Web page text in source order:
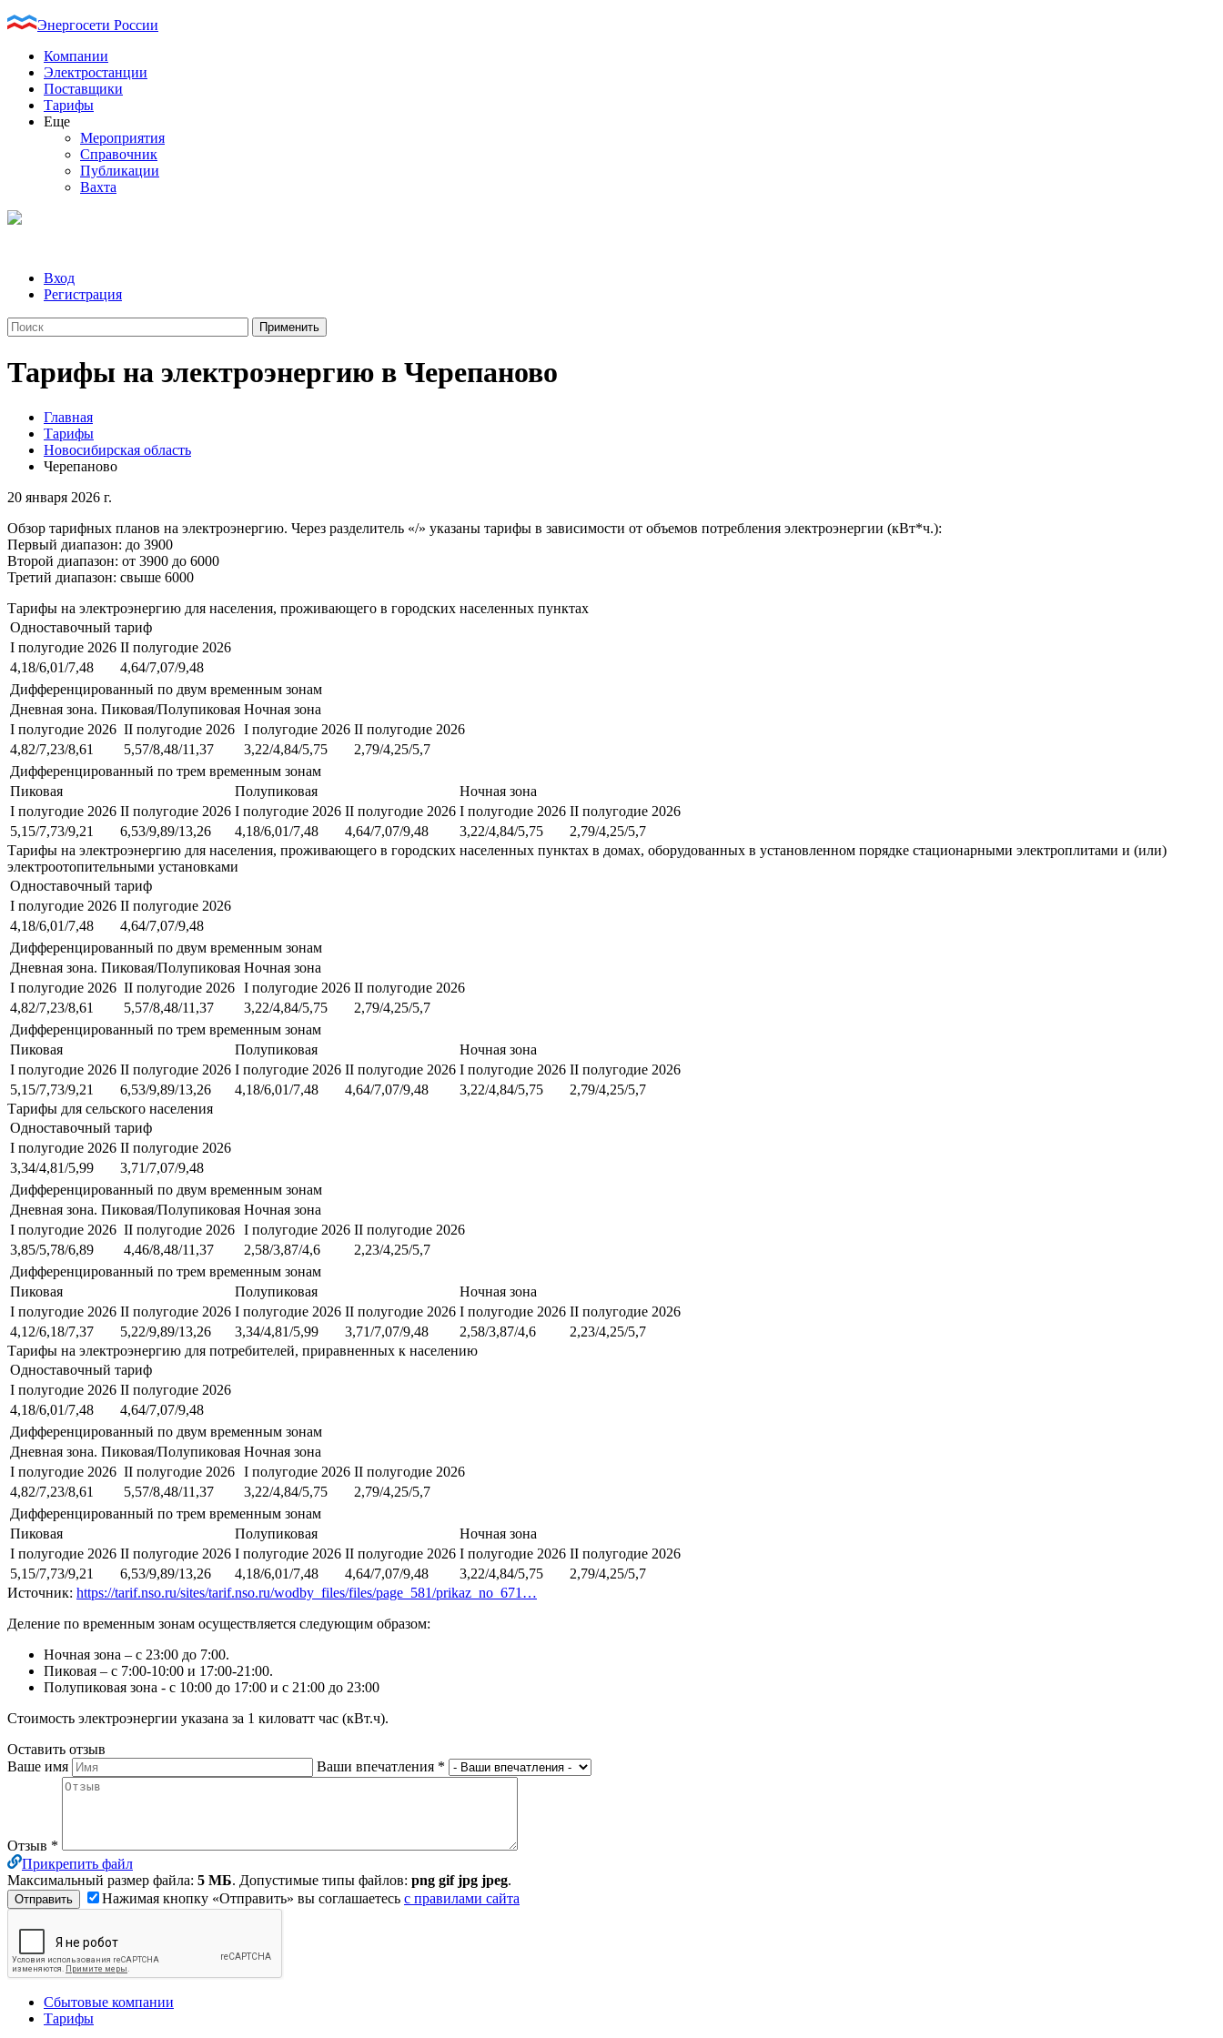
Энергосети России
Компании
Электростанции
Поставщики
Тарифы
Еще
Мероприятия
Справочник
Публикации
Вахта
Вход
Регистрация
Тарифы на электроэнергию в Черепаново
Главная
Тарифы
Новосибирская область
Черепаново
20 января 2026 г.
Обзор тарифных планов на электроэнергию. Через разделитель «/» указаны тарифы в зависимости от объемов потребления электроэнергии (кВт*ч.):
Первый диапазон: до 3900
Второй диапазон: от 3900 до 6000
Третий диапазон: свыше 6000
Тарифы на электроэнергию для населения, проживающего в городских населенных пунктах
Одноставочный тариф
I полугодие 2026 II полугодие 2026
4,18/6,01/7,48
4,64/7,07/9,48
Дифференцированный по двум временным зонам
Дневная зона. Пиковая/Полупиковая Ночная зона
I полугодие 2026 II полугодие 2026 I полугодие 2026 II полугодие 2026
4,82/7,23/8,61
5,57/8,48/11,37 3,22/4,84/5,75
2,79/4,25/5,7
Дифференцированный по трем временным зонам
Пиковая
Полупиковая
Ночная зона
I полугодие 2026 II полугодие 2026 I полугодие 2026 II полугодие 2026 I полугодие 2026 II полугодие 2026
5,15/7,73/9,21
6,53/9,89/13,26 4,18/6,01/7,48 4,64/7,07/9,48 3,22/4,84/5,75
2,79/4,25/5,7
Тарифы на электроэнергию для населения, проживающего в городских населенных пунктах в домах, оборудованных в установленном порядке стационарными электроплитами и (или)
электроотопительными установками
Одноставочный тариф
I полугодие 2026 II полугодие 2026
4,18/6,01/7,48
4,64/7,07/9,48
Дифференцированный по двум временным зонам
Дневная зона. Пиковая/Полупиковая Ночная зона
I полугодие 2026 II полугодие 2026 I полугодие 2026 II полугодие 2026
4,82/7,23/8,61
5,57/8,48/11,37 3,22/4,84/5,75
2,79/4,25/5,7
Дифференцированный по трем временным зонам
Пиковая
Полупиковая
Ночная зона
I полугодие 2026 II полугодие 2026 I полугодие 2026 II полугодие 2026 I полугодие 2026 II полугодие 2026
5,15/7,73/9,21
6,53/9,89/13,26 4,18/6,01/7,48 4,64/7,07/9,48 3,22/4,84/5,75
2,79/4,25/5,7
Тарифы для сельского населения
Одноставочный тариф
I полугодие 2026 II полугодие 2026
3,34/4,81/5,99
3,71/7,07/9,48
Дифференцированный по двум временным зонам
Дневная зона. Пиковая/Полупиковая Ночная зона
I полугодие 2026 II полугодие 2026 I полугодие 2026 II полугодие 2026
3,85/5,78/6,89
4,46/8,48/11,37 2,58/3,87/4,6
2,23/4,25/5,7
Дифференцированный по трем временным зонам
Пиковая
Полупиковая
Ночная зона
I полугодие 2026 II полугодие 2026 I полугодие 2026 II полугодие 2026 I полугодие 2026 II полугодие 2026
4,12/6,18/7,37
5,22/9,89/13,26 3,34/4,81/5,99 3,71/7,07/9,48 2,58/3,87/4,6
2,23/4,25/5,7
Тарифы на электроэнергию для потребителей, приравненных к населению
Одноставочный тариф
I полугодие 2026 II полугодие 2026
4,18/6,01/7,48
4,64/7,07/9,48
Дифференцированный по двум временным зонам
Дневная зона. Пиковая/Полупиковая Ночная зона
I полугодие 2026 II полугодие 2026 I полугодие 2026 II полугодие 2026
4,82/7,23/8,61
5,57/8,48/11,37 3,22/4,84/5,75
2,79/4,25/5,7
Дифференцированный по трем временным зонам
Пиковая
Полупиковая
Ночная зона
I полугодие 2026 II полугодие 2026 I полугодие 2026 II полугодие 2026 I полугодие 2026 II полугодие 2026
5,15/7,73/9,21
6,53/9,89/13,26 4,18/6,01/7,48 4,64/7,07/9,48 3,22/4,84/5,75
2,79/4,25/5,7
Источник: https://tarif.nso.ru/sites/tarif.nso.ru/wodby_files/files/page_581/prikaz_no_671…
Деление по временным зонам осуществляется следующим образом:
Ночная зона – с 23:00 до 7:00.
Пиковая – с 7:00-10:00 и 17:00-21:00.
Полупиковая зона - с 10:00 до 17:00 и с 21:00 до 23:00
Стоимость электроэнергии указана за 1 киловатт час (кВт.ч).
Оставить отзыв
Ваше имя
Ваши впечатления *
Отзыв *
Прикрепить файл
Максимальный размер файла: 5 МБ. Допустимые типы файлов: png gif jpg jpeg.
Нажимая кнопку «Отправить» вы соглашаетесь с правилами сайта
Сбытовые компании
Тарифы